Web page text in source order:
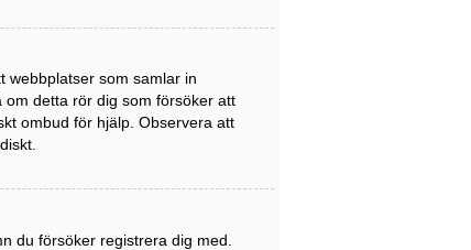
webbplatser som samlar in
detta rör dig som försöker att
ombud för hjälp. Observera att
du försöker registrera dig med.